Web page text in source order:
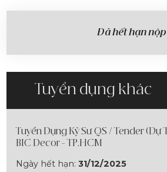
Đã hết hạn nộp
Tuyển dụng khác
Tuyển Dụng Kỹ Sư QS / Tender (Dự
BIC Decor - TP.HCM
Ngày hết hạn: 31/12/2025